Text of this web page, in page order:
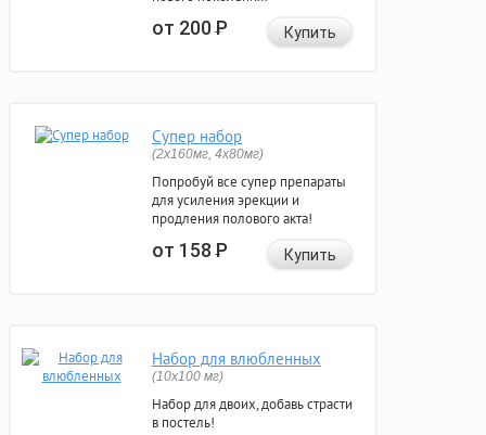
от 200Р Купить
Супер набор
(2х160мг, 4х80мг)
Попробуй все супер препараты
для усиления эрекции и
продления полового акта!
от 158Р Купить
Набор для влюбленных
(10х100 мг)
Набор для двоих, добавь страсти
в постель!